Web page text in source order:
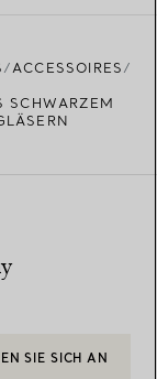
ACCESSOIRES
SCHWARZEM
SIE SICH AN